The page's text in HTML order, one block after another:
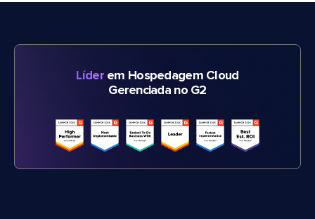
Líderem Hospedagem Cloud
Gerenciada no G2